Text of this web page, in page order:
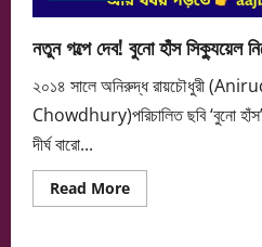
নতুন গল্পে দেব! বুনো হাঁস সিক্যুয়েল
২০১৪ সালে অনিরুদ্ধ রায়চৌধুরী
Chowdhury)পরিচালিত ছবি ‘বুনো
দীর্ঘ বারো...
Read MoreRead
more